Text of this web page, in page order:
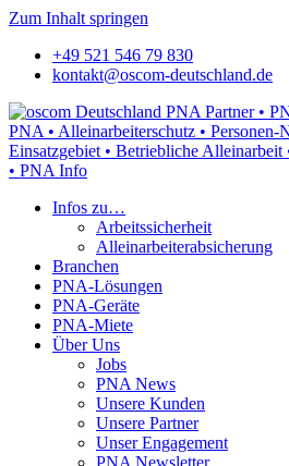
Zum Inhalt springen
+49 521 546 79 830
kontakt@oscom-deutschland.de
Infos zu…
Arbeitssicherheit
Alleinarbeiterabsicherung
Branchen
PNA-Lösungen
PNA-Geräte
PNA-Miete
Über Uns
Jobs
PNA News
Unsere Kunden
Unsere Partner
Unser Engagement
PNA Newsletter